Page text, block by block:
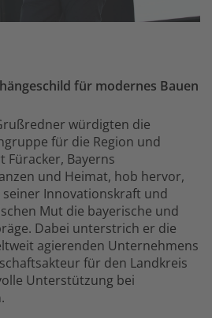
für modernes Bauen
würdigten die
für die Region und
Füracker, Bayerns
und Heimat, hob hervor,
Innovationskraft und
Mut die bayerische und
Dabei unterstrich er die
agierenden Unternehmens
für den Landkreis
Unterstützung bei